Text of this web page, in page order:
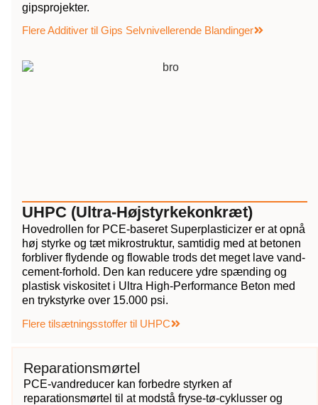
gipsprojekter.
Flere Additiver til Gips Selvnivellerende Blandinger
UHPC (Ultra-Højstyrkekonkræt)
Hovedrollen for PCE-baseret Superplasticizer er at opnå
høj styrke og tæt mikrostruktur, samtidig med at betonen
forbliver flydende og flowable trods det meget lave vand-
cement-forhold. Den kan reducere ydre spænding og
plastisk viskositet i Ultra High-Performance Beton med
en trykstyrke over 15.000 psi.
Flere tilsætningsstoffer til UHPC
Reparationsmørtel
PCE-vandreducer kan forbedre styrken af
reparationsmørtel til at modstå fryse-tø-cyklusser og